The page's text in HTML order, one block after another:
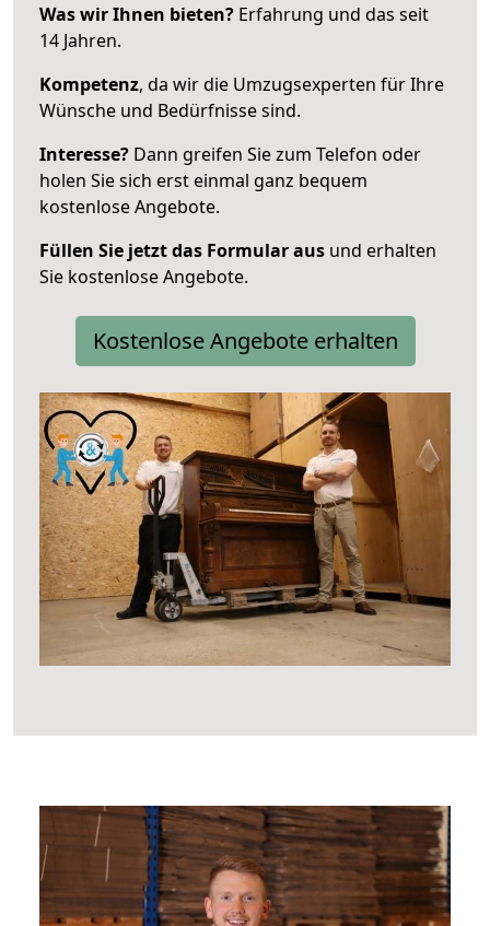
Was wir Ihnen bieten? Erfahrung und das seit
14 Jahren.
Kompetenz, da wir die Umzugsexperten für Ihre
Wünsche und Bedürfnisse sind.
Interesse? Dann greifen Sie zum Telefon oder
holen Sie sich erst einmal ganz bequem
kostenlose Angebote.
Füllen Sie jetzt das Formular aus und erhalten
Sie kostenlose Angebote.
Kostenlose Angebote erhalten